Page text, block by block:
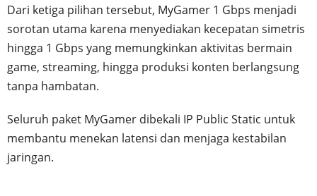
Dari ketiga pilihan tersebut, MyGamer 1 Gbps menjadi
sorotan utama karena menyediakan kecepatan simetris
hingga 1 Gbps yang memungkinkan aktivitas bermain
game, streaming, hingga produksi konten berlangsung
tanpa hambatan.
Seluruh paket MyGamer dibekali IP Public Static untuk
membantu menekan latensi dan menjaga kestabilan
jaringan.